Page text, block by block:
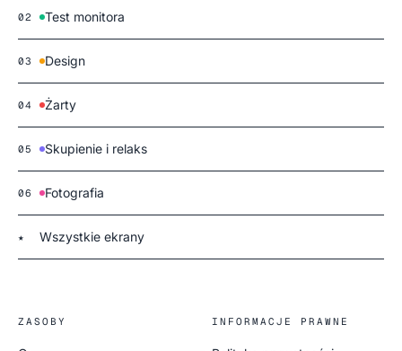
02 Test monitora
03 Design
04 Żarty
05 Skupienie i relaks
06 Fotografia
★ Wszystkie ekrany
ZASOBY INFORMACJE PRAWNE